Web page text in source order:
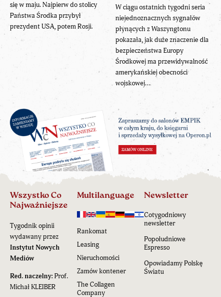
się w maju. Najpierw do stolicy
Państwa Środka przybył
prezydent USA, potem Rosji.
W ciągu ostatnich tygodni seria
niejednoznacznych sygnałów
płynących z Waszyngtonu
pokazała, jak duże znaczenie dla
bezpieczeństwa Europy
Środkowej ma przewidywalność
amerykańskiej obecności
wojskowej...
Wszystko Co
Najważniejsze
Tygodnik opinii
wydawany przez
Instytut Nowych
Mediów
Red. naczelny:Prof.
Michał KLEIBER
Multilanguage
Rankomat
Leasing
Nieruchomości
Zamów kontener
The Collagen
Company
Newsletter
Cotygodniowy
newsletter
Popołudniowe
Espresso
Opowiadamy Polskę
Światu